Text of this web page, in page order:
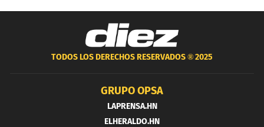
TODOS LOS DERECHOS RESERVADOS ®2025
GRUPO OPSA
LAPRENSA.HN
ELHERALDO.HN